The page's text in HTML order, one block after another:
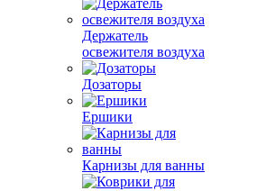
Держатель
освежителя воздуха
Дозаторы
Ершики
Карнизы для ванны